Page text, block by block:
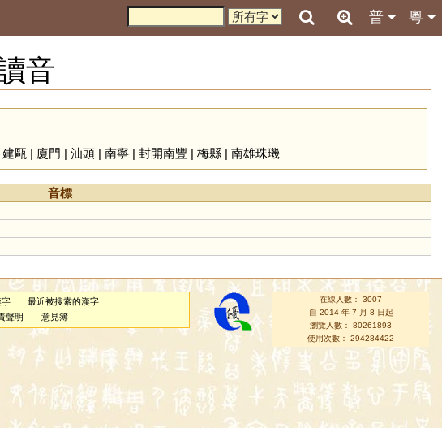
粵
普
音
建甌 | 廈門 | 汕頭| 南寧| 封開南豐 | 梅縣| 南雄珠璣
音標
字
最近被搜索的漢字
聲明 意見簿
在線人數： 3007
自 2014 年 7 月 8 日起
瀏覽人數： 80261893
使用次數： 294284422